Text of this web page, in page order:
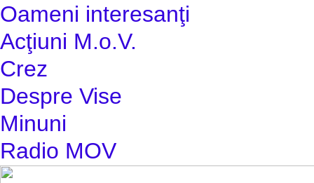
Oameni interesanţi
Acţiuni M.o.V.
Crez
Despre Vise
Minuni
Radio MOV